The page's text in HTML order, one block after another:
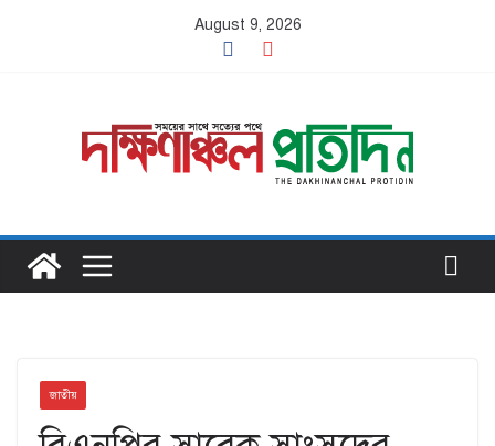
August 9, 2026
জাতীয়